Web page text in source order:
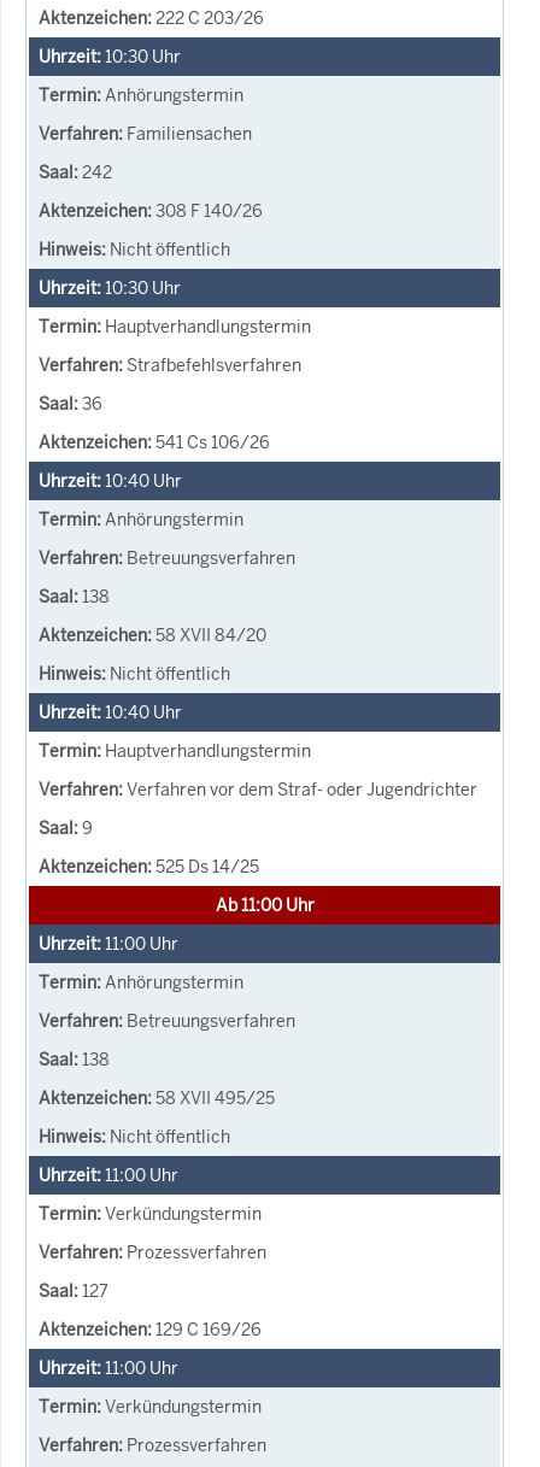
222 C 203/26
10:30 Uhr
Anhörungstermin
Familiensachen
242
308 F 140/26
Nicht öffentlich
10:30 Uhr
Hauptverhandlungstermin
Strafbefehlsverfahren
36
541 Cs 106/26
10:40 Uhr
Anhörungstermin
Betreuungsverfahren
138
58 XVII 84/20
Nicht öffentlich
10:40 Uhr
Hauptverhandlungstermin
Verfahren vor dem Straf- oder Jugendrichter
9
525 Ds 14/25
Ab 11:00 Uhr
11:00 Uhr
Anhörungstermin
Betreuungsverfahren
138
58 XVII 495/25
Nicht öffentlich
11:00 Uhr
Verkündungstermin
Prozessverfahren
127
129 C 169/26
11:00 Uhr
Verkündungstermin
Prozessverfahren